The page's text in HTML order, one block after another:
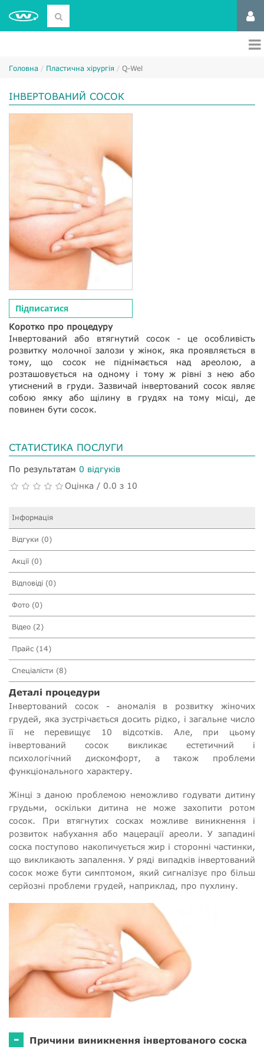
Головна Пластична хірургія Q-Wel
ІНВЕРТОВАНИЙ СОСОК
Підписатися
Коротко про процедуру
Інвертований або втягнутий сосок - це особливість
розвитку молочної залози у жінок, яка проявляється в
тому, що сосок не піднімається над ареолою, а
розташовується на одному і тому ж рівні з нею або
утиснений в груди. Зазвичай інвертований сосок являє
собою ямку або щілину в грудях на тому місці, де
повинен бути сосок.
СТАТИСТИКА ПОСЛУГИ
По результатам 0 відгуків
Оцінка / 0.0 з 10
Інформація
Відгуки (0)
Акції (0)
Відповіді (0)
Фото (0)
Відео (2)
Прайс (14)
Спеціалісти (8)
Деталі процедури
Інвертований сосок - аномалія в розвитку жіночих
грудей, яка зустрічається досить рідко, і загальне число
її не перевищує 10 відсотків. Але, при цьому
інвертований сосок викликає естетичний і
психологічний дискомфорт, а також проблеми
функціонального характеру.
Жінці з даною проблемою неможливо годувати дитину
грудьми, оскільки дитина не може захопити ротом
сосок. При втягнутих сосках можливе виникнення і
розвиток набухання або мацерації ареоли. У западині
соска поступово накопичується жир і сторонні частинки,
що викликають запалення. У ряді випадків інвертований
сосок може бути симптомом, який сигналізує про більш
серйозні проблеми грудей, наприклад, про пухлину.
- Причини виникнення інвертованого соска